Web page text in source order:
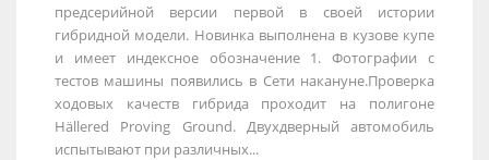
предсерийной версии первой в своей истории
гибридной модели. Новинка выполнена в кузове купе
и имеет индексное обозначение 1. Фотографии с
тестов машины появились в Сети накануне.Проверка
ходовых качеств гибрида проходит на полигоне
Hällered Proving Ground. Двухдверный автомобиль
испытывают при различных...